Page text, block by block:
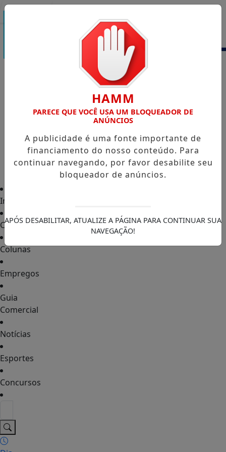
Início
Classificados
Colunas
Empregos
Guia
Comercial
Notícias
Esportes
Concursos
HAMM
PARECE QUE VOCÊ USA UM BLOQUEADOR DE
ANÚNCIOS
A publicidade é uma fonte importante de
financiamento do nosso conteúdo. Para
continuar navegando, por favor desabilite seu
bloqueador de anúncios.
APÓS DESABILITAR, ATUALIZE A PÁGINA PARA CONTINUAR SUA
NAVEGAÇÃO!